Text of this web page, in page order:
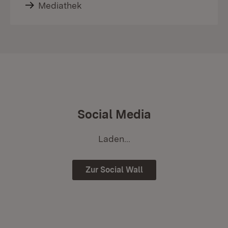
Mediathek
Social Media
Laden...
Zur Social Wall